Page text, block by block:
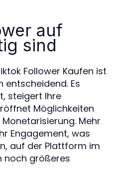
auf
sind
Follower Kaufen ist
entscheidend. Es
steigert Ihre
Möglichkeiten
Mehr
Engagement, was
auf der Plattform im
noch größeres